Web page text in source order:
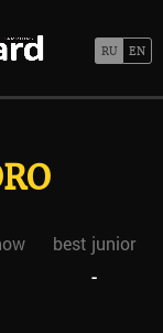
best junior
-